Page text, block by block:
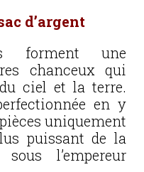
d’argent
forment une
chanceux qui
ciel et la terre.
en y
uniquement
puissant de la
l’empereur